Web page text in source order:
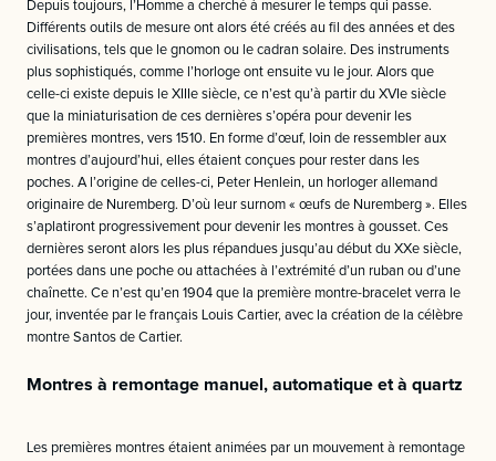
Depuis toujours, l’Homme a cherché à mesurer le temps qui passe.
Différents outils de mesure ont alors été créés au fil des années et des
civilisations, tels que le gnomon ou le cadran solaire. Des instruments
plus sophistiqués, comme l’horloge ont ensuite vu le jour. Alors que
celle-ci existe depuis le XIIIe siècle, ce n’est qu’à partir du XVIe siècle
que la miniaturisation de ces dernières s’opéra pour devenir les
premières montres, vers 1510. En forme d’œuf, loin de ressembler aux
montres d’aujourd’hui, elles étaient conçues pour rester dans les
poches. A l’origine de celles-ci, Peter Henlein, un horloger allemand
originaire de Nuremberg. D’où leur surnom « œufs de Nuremberg ». Elles
s’aplatiront progressivement pour devenir les montres à gousset. Ces
dernières seront alors les plus répandues jusqu’au début du XXe siècle,
portées dans une poche ou attachées à l’extrémité d’un ruban ou d’une
chaînette. Ce n’est qu’en 1904 que la première montre-bracelet verra le
jour, inventée par le français Louis Cartier, avec la création de la célèbre
montre Santos de Cartier.
Montres à remontage manuel, automatique et à quartz
Les premières montres étaient animées par un mouvement à remontage